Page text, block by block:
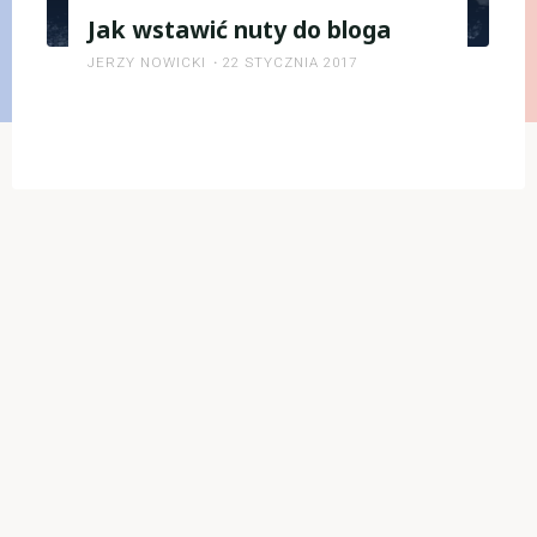
Jak wstawić nuty do bloga
JERZY NOWICKI 22 STYCZNIA 2017